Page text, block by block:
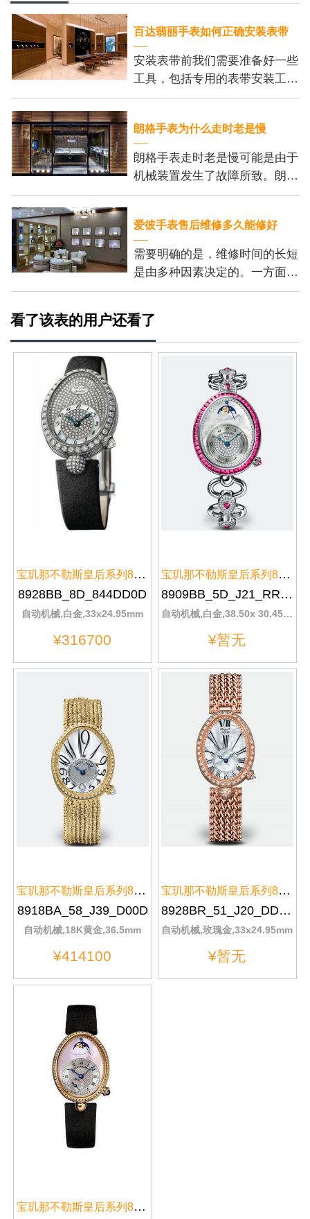
百达翡丽手表如何正确安装表带
安装表带前我们需要准备好一些
工具，包括专用的表带安装工
具、刻度尺和细尖钳。这些工具
带，并保证我们的操作
朗格手表为什么走时老是慢
朗格手表走时老是慢可能是由于
机械装置发生了故障所致。朗格
手表的机芯内部有许多精密的齿
证手表准确走时的基
爱彼手表售后维修多久能修好
需要明确的是，维修时间的长短
是由多种因素决定的。一方面，
维修的复杂程度是个重要的考虑
池或调整表带长度，
看了该表的用户还看了
宝玑那不勒斯皇后系列8928BB/8D/8...
8928BB_8D_844DD0D
自动机械,白金,33x24.95mm
¥316700
宝玑那不勒斯皇后系列8909BB/5D/J...
8909BB_5D_J21_RRRR
自动机械,白金,38.50x 30.45 mmmm
¥暂无
宝玑那不勒斯皇后系列8918BA/58/J...
8918BA_58_J39_D00D
自动机械,18K黄金,36.5mm
¥414100
宝玑那不勒斯皇后系列8928BR/51/J...
8928BR_51_J20_DD0D
自动机械,玫瑰金,33x24.95mm
¥暂无
宝玑那不勒斯皇后系列8908BA/W2/8...